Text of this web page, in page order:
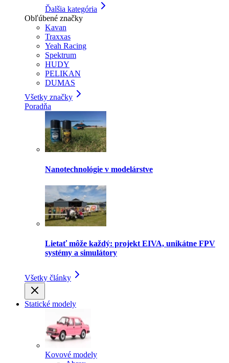
Ďalšia kategória
Obľúbené značky
Kavan
Traxxas
Yeah Racing
Spektrum
HUDY
PELIKAN
DUMAS
Všetky značky
Poradňa
Nanotechnológie v modelárstve
Lietať môže každý: projekt EIVA, unikátne FPV
systémy a simulátory
Všetky články
Statické modely
Kovové modely